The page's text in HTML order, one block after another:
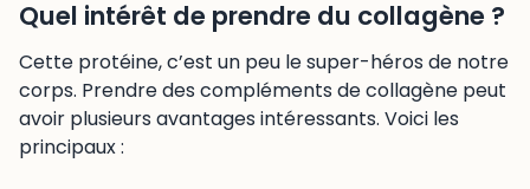
Quel intérêt de prendre du collagène ?
Cette protéine, c’est un peu le super-héros de notre
corps. Prendre des compléments de collagène peut
avoir plusieurs avantages intéressants. Voici les
principaux :